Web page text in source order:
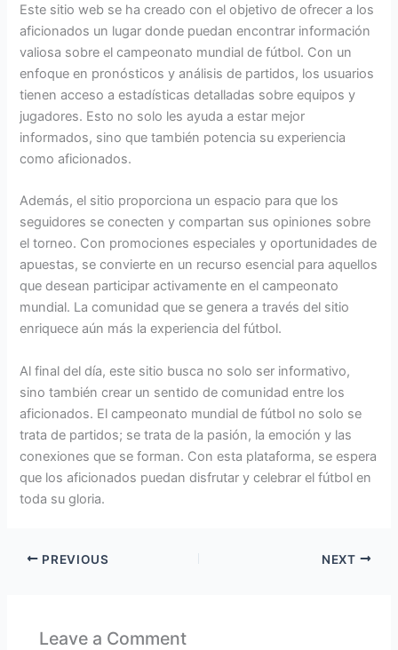
Este sitio web se ha creado con el objetivo de ofrecer a los
aficionados un lugar donde puedan encontrar información
valiosa sobre el campeonato mundial de fútbol. Con un
enfoque en pronósticos y análisis de partidos, los usuarios
tienen acceso a estadísticas detalladas sobre equipos y
jugadores. Esto no solo les ayuda a estar mejor
informados, sino que también potencia su experiencia
como aficionados.
Además, el sitio proporciona un espacio para que los
seguidores se conecten y compartan sus opiniones sobre
el torneo. Con promociones especiales y oportunidades de
apuestas, se convierte en un recurso esencial para aquellos
que desean participar activamente en el campeonato
mundial. La comunidad que se genera a través del sitio
enriquece aún más la experiencia del fútbol.
Al final del día, este sitio busca no solo ser informativo,
sino también crear un sentido de comunidad entre los
aficionados. El campeonato mundial de fútbol no solo se
trata de partidos; se trata de la pasión, la emoción y las
conexiones que se forman. Con esta plataforma, se espera
que los aficionados puedan disfrutar y celebrar el fútbol en
toda su gloria.
PREVIOUS NEXT
Leave a Comment